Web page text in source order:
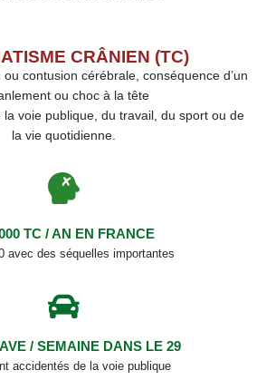
CRÂNIEN (TC)
ou contusion cérébrale, conséquence d’un
ou choc à la tête
la voie publique, du travail, du sport ou de
la vie quotidienne.
TC / AN EN FRANCE
avec des séquelles importantes
/ SEMAINE DANS LE 29
accidentés de la voie publique